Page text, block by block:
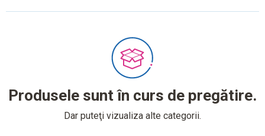
Produsele sunt în curs de pregătire.
Dar puteţi vizualiza alte categorii.